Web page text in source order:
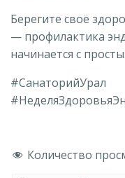
Берегите своё
— профилактика
начинается с
#СанаторийУрал
Количество